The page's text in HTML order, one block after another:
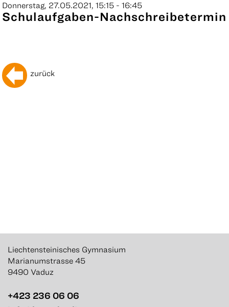
Donnerstag, 27.05.2021, 15:15 - 16:45
Schulaufgaben-Nachschreibetermin
zurück
Liechtensteinisches Gymnasium
Marianumstrasse 45
9490 Vaduz
+423 236 06 06